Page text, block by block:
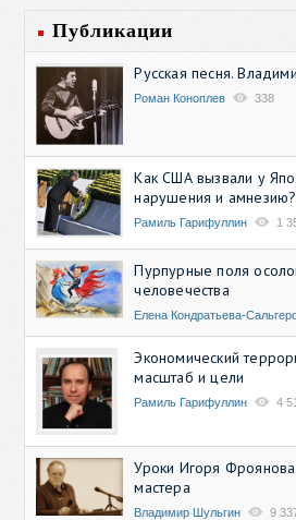
Публикации
Русская песня.
Роман Коноплев 338
Как США вызвали у
нарушения и амнезию?
Рамиль Гарифуллин 1
Пурпурные поля
человечества
Елена Кондратьева-
Экономический
масштаб и цели
Рамиль Гарифуллин 4
Уроки Игоря
мастера
Владимир Шульгин 9